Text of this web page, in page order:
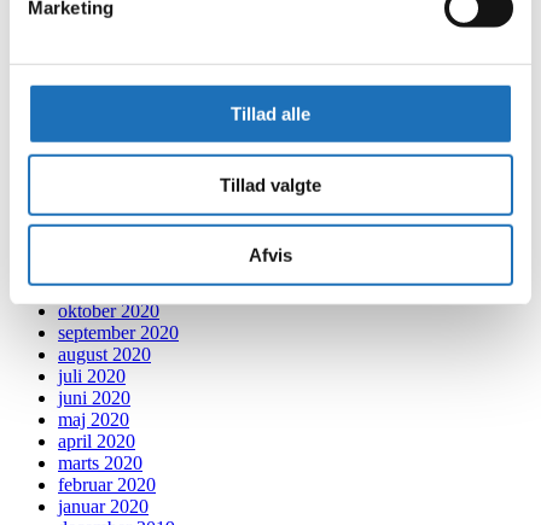
Marketing
Tillad alle
Tillad valgte
Afvis
december 2021
juni 2021
maj 2021
februar 2021
november 2020
oktober 2020
september 2020
august 2020
juli 2020
juni 2020
maj 2020
april 2020
marts 2020
februar 2020
januar 2020